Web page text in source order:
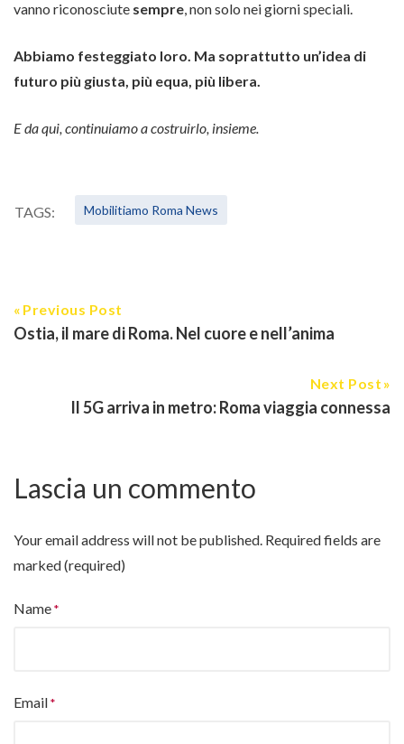
vanno riconosciute sempre, non solo nei giorni speciali.
Abbiamo festeggiato loro. Ma soprattutto un’idea di
futuro più giusta, più equa, più libera.
E da qui, continuiamo a costruirlo, insieme.
TAGS: Mobilitiamo Roma News
Previous Post
Ostia, il mare di Roma. Nel cuore e nell’anima
Next Post
Il 5G arriva in metro: Roma viaggia connessa
Lascia un commento
Your email address will not be published. Required fields are
marked (required)
Name
Email